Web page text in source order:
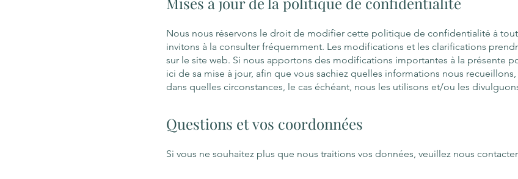
Nous nous réservons le droit de modifier cette politique de confidentialité à
invitons à la consulter fréquemment. Les modifications et les clarifications
sur le site web. Si nous apportons des modifications importantes à la présente
ici de sa mise à jour, afin que vous sachiez quelles informations nous
dans quelles circonstances, le cas échéant, nous les utilisons et/ou les
Questions et vos coordonnées
Si vous ne souhaitez plus que nous traitions vos données, veuillez nous